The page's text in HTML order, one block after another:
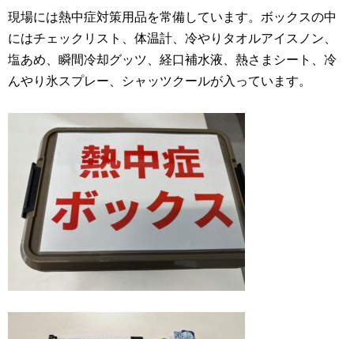
現場には熱中症対策用品を常備しています。ボックスの中
にはチェックリスト、体温計、冷やりタオルアイスノン、
塩あめ、瞬間冷却グッツ、経口補水液、熱さまシート、冷
んやり氷スプレー、シャッツクールが入っています。